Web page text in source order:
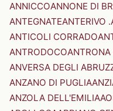
ANNICCOANNONE DI
ANTEGNATEANTERIVO
ANTICOLI CORRADO
ANTRODOCOANTRONA
ANVERSA DEGLI
ANZANO DI PUGLIAANZI
ANZOLA DELL'EMILIA